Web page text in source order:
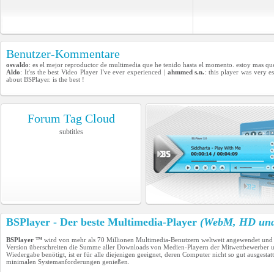
Benutzer-Kommentare
osvaldo: es el mejor reproductor de multimedia que he tenido hasta el momento. estoy mas
Aldo: It'ss the best Video Player I've ever experienced | ahmmed s.n. : this player was very
about BSPlayer. is the best !
Forum Tag Cloud
subtitles
BSPlayer - Der beste Multimedia-Player (WebM, HD
BSPlayer ™ wird von mehr als 70 Millionen Multimedia-Benutzern weltweit angewendet
Version überschreiten die Summe aller Downloads von Medien-Playern der
Wiedergabe benötigt, ist er für alle diejenigen geeignet, deren Computer nicht so gut
minimalen Systemanforderungen genießen.